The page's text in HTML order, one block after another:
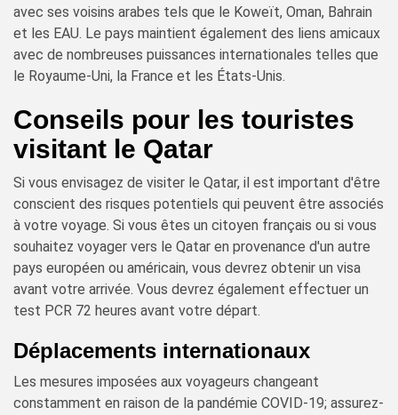
avec ses voisins arabes tels que le Koweït, Oman, Bahrain
et les EAU. Le pays maintient également des liens amicaux
avec de nombreuses puissances internationales telles que
le Royaume-Uni, la France et les États-Unis.
Conseils pour les touristes
visitant le Qatar
Si vous envisagez de visiter le Qatar, il est important d'être
conscient des risques potentiels qui peuvent être associés
à votre voyage. Si vous êtes un citoyen français ou si vous
souhaitez voyager vers le Qatar en provenance d'un autre
pays européen ou américain, vous devrez obtenir un visa
avant votre arrivée. Vous devrez également effectuer un
test PCR 72 heures avant votre départ.
Déplacements internationaux
Les mesures imposées aux voyageurs changeant
constamment en raison de la pandémie COVID-19; assurez-